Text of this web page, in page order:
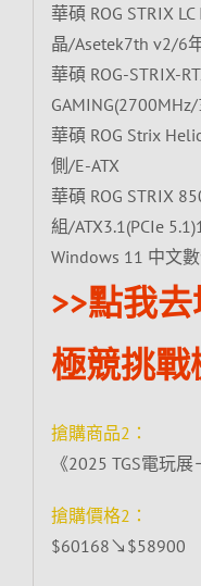
華碩 ROG STRIX
晶/Asetek7th v2/6
華碩 ROG-STRIX-
華碩 ROG Strix
側/E-ATX
華碩 ROG STRIX
組/ATX3.1(PCIe
Windows 11 中文
>>點我去
極競挑戰
搶購商品2：
《2025 TGS電玩
搶購價格2：
$60168↘$58900